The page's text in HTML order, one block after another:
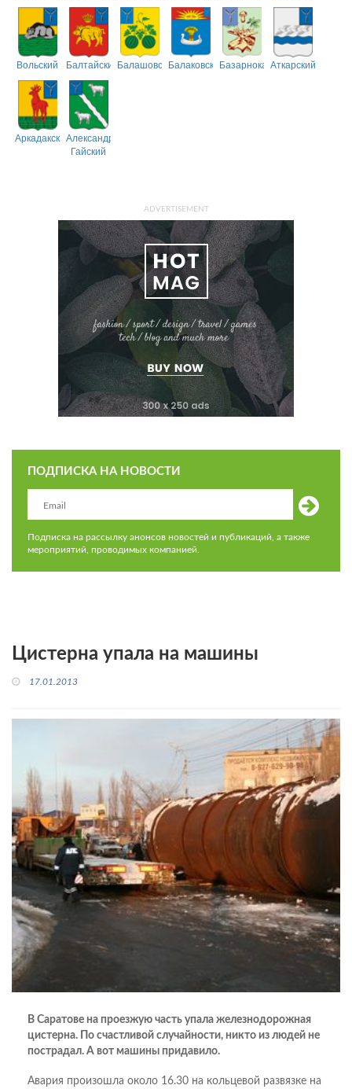
Вольский БалтайскийБалашовскийБалаковскийБазарнокарабулакский
Аткарский
АркадакскийАлександрово-
Гайский
ADVERTISEMENT
ПОДПИСКА НА НОВОСТИ
Подписка на рассылку анонсов новостей и публикаций, а также
мероприятий, проводимых компанией.
Цистерна упала на машины
17.01.2013
В Саратове на проезжую часть упала железнодорожная
цистерна. По счастливой случайности, никто из людей не
пострадал. А вот машины придавило.
Авария произошла около 16.30 на кольцевой развязке на